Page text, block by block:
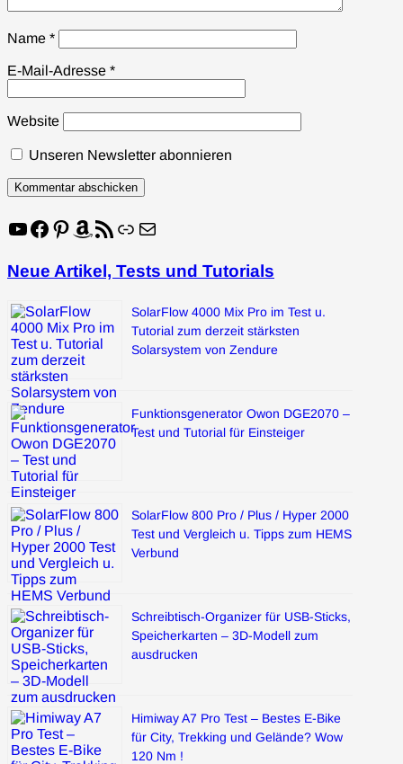
Name *
E-Mail-Adresse *
Website
Unseren Newsletter abonnieren
YouTube
Facebook
Pinterest
Amazon
RSS-Feed
Link
E-Mail
Neue Artikel, Tests und Tutorials
SolarFlow 4000 Mix Pro im Test u.
Tutorial zum derzeit stärksten
Solarsystem von Zendure
Funktionsgenerator Owon DGE2070 –
Test und Tutorial für Einsteiger
SolarFlow 800 Pro / Plus / Hyper 2000
Test und Vergleich u. Tipps zum HEMS
Verbund
Schreibtisch-Organizer für USB-Sticks,
Speicherkarten – 3D-Modell zum
ausdrucken
Himiway A7 Pro Test – Bestes E-Bike
für City, Trekking und Gelände? Wow
120 Nm !